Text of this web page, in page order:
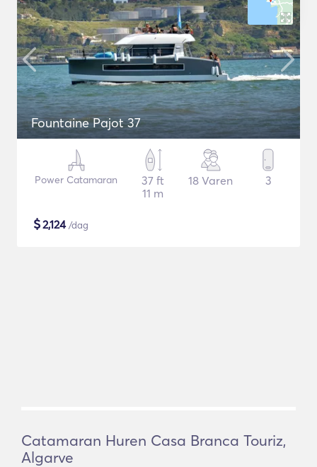
Fountaine Pajot 37
Power Catamaran
37 ft
11 m
18 Varen 3
$2,124/dag
Catamaran Huren Casa Branca Touriz,
Algarve